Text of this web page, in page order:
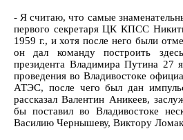
- Я считаю, что самые
первого секретаря ЦК КПСС
1959 г., и хотя после него были
он дал команду построить
президента Владимира Путина 27
проведения во Владивостоке
АТЭС, после чего был дан
рассказал Валентин Аникеев,
бы поставил во Владивостоке
Василию Чернышеву, Виктору